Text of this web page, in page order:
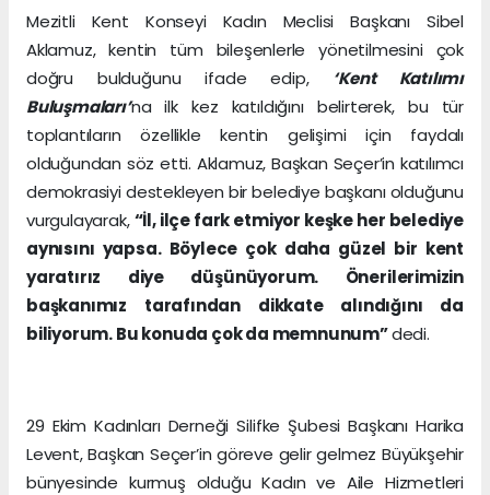
Mezitli Kent Konseyi Kadın Meclisi Başkanı Sibel
Aklamuz, kentin tüm bileşenlerle yönetilmesini çok
doğru bulduğunu ifade edip, ‘Kent Katılımı
Buluşmaları’na ilk kez katıldığını belirterek, bu tür
toplantıların özellikle kentin gelişimi için faydalı
olduğundan söz etti. Aklamuz, Başkan Seçer’in katılımcı
demokrasiyi destekleyen bir belediye başkanı olduğunu
vurgulayarak,“İl, ilçe fark etmiyor keşke her belediye
aynısını yapsa. Böylece çok daha güzel bir kent
yaratırız diye düşünüyorum. Önerilerimizin
başkanımız tarafından dikkate alındığını da
biliyorum. Bu konuda çok da memnunum”dedi.
29 Ekim Kadınları Derneği Silifke Şubesi Başkanı Harika
Levent, Başkan Seçer’in göreve gelir gelmez Büyükşehir
bünyesinde kurmuş olduğu Kadın ve Aile Hizmetleri